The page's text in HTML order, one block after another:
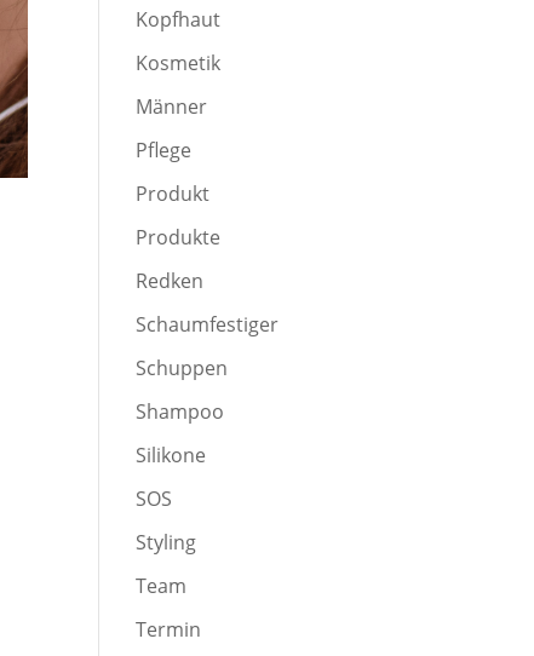
Kopfhaut
Kosmetik
Männer
Pflege
Produkt
Produkte
Redken
Schaumfestiger
Schuppen
Shampoo
Silikone
SOS
Styling
Team
Termin